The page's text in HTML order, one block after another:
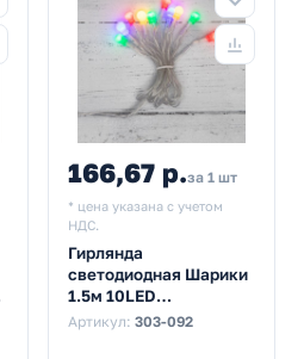
166,67 р.за 1 шт
* цена указана с учетом
НДС.
Гирлянда
светодиодная Шарики
1.5м 10LED
прозрачный ПВХ,
Артикул: 303-092